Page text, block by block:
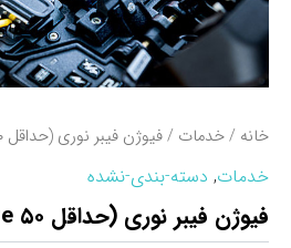
خانه /خدمات / فیوژن فیبر نوری (حداقل ۵۰ Core)
خدمات, دسته-بندی-نشده
فیوژن فیبر نوری (حداقل ۵۰ Core)